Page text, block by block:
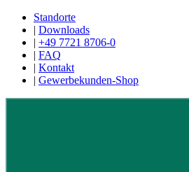
Standorte
| Downloads
| +49 7721 8706-0
| FAQ
| Kontakt
| Gewerbekunden-Shop